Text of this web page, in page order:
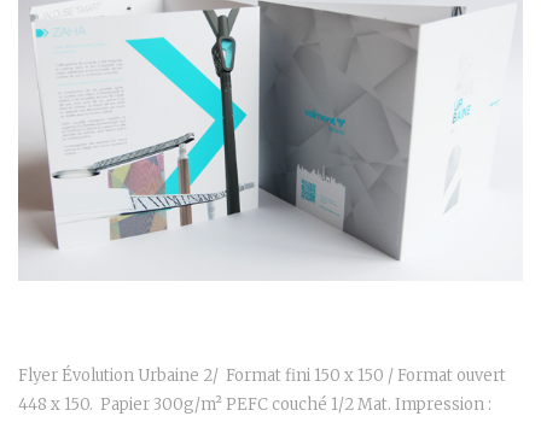
Flyer Évolution Urbaine 2/ Format fini 150 x 150 / Format ouvert
448 x 150. Papier 300g/m² PEFC couché 1/2 Mat. Impression :